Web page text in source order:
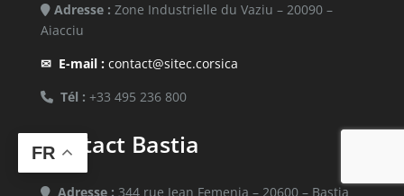
Adresse : Zone Industrielle du Vaziu – 20090 –
Aiacciu
✉ E-mail :contact@sitec.corsica
Tél : +33 495 236 800
Contact Bastia
Adresse : 344 rue Jean Femenia – 20600 – Bastia
FR